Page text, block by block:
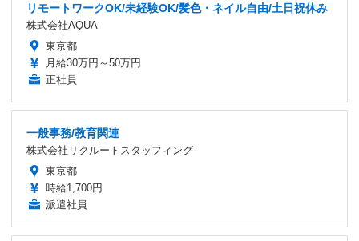
リモートワークOK/未経験OK/髪色・ネイル自由/土日祝休み
株式会社AQUA
東京都
月給30万円～50万円
正社員
一般事務/教育関連
株式会社リクルートスタッフィング
東京都
時給1,700円
派遣社員